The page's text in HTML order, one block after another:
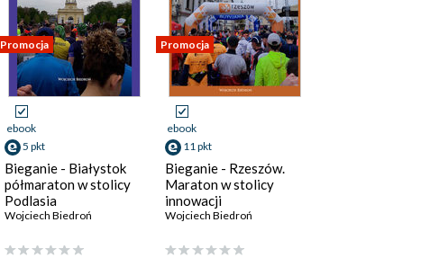
Promocja
ebook
5 pkt
Bieganie - Białystok
półmaraton w stolicy
Podlasia
Wojciech Biedroń
Promocja
ebook
11 pkt
Bieganie - Rzeszów.
Maraton w stolicy
innowacji
Wojciech Biedroń